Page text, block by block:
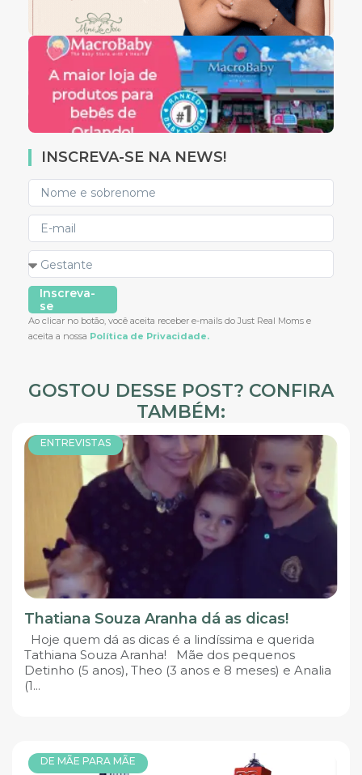
INSCREVA-SE NA NEWS!
Inscreva-
se
Ao clicar no botão, você aceita receber e-mails do Just Real Moms e
aceita a nossa Política de Privacidade.
GOSTOU DESSE POST? CONFIRA
TAMBÉM:
ENTREVISTAS
Thatiana Souza Aranha dá as dicas!
Hoje quem dá as dicas é a lindíssima e querida
Tathiana Souza Aranha! Mãe dos pequenos
Detinho (5 anos), Theo (3 anos e 8 meses) e Analia
(1...
DE MÃE PARA MÃE